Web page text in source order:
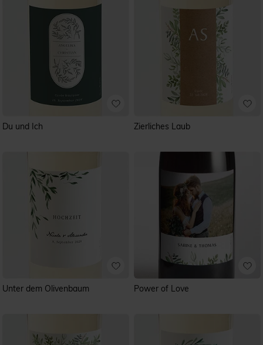
Du und Ich Zierliches Laub
Unter dem Olivenbaum Power of Love